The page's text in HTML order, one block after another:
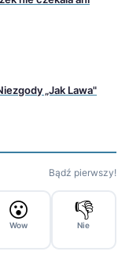
„Jak Lawa"
Bądź pierwszy!
😮
Wow
👎
Nie